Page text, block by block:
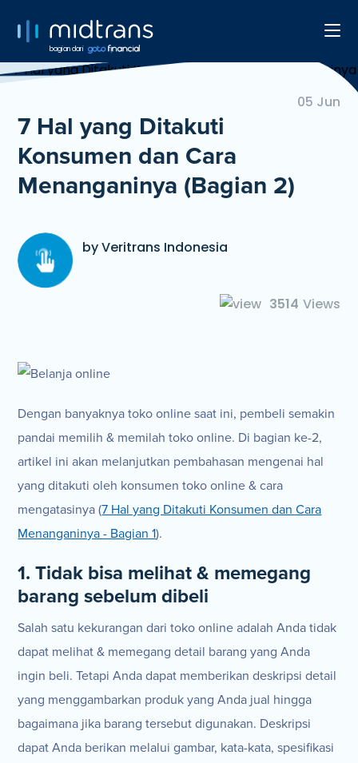
bagian dari
05 Jun
7 Hal yang Ditakuti
Konsumen dan Cara
Menanganinya (Bagian 2)
by Veritrans Indonesia
3514 Views
Dengan banyaknya toko online saat ini, pembeli semakin
pandai memilih & memilah toko online. Di bagian ke-2,
artikel ini akan melanjutkan pembahasan mengenai hal
yang ditakuti oleh konsumen toko online & cara
mengatasinya (7 Hal yang Ditakuti Konsumen dan Cara
Menanganinya - Bagian 1).
1. Tidak bisa melihat & memegang
barang sebelum dibeli
Salah satu kekurangan dari toko online adalah Anda tidak
dapat melihat & memegang detail barang yang Anda
ingin beli. Tetapi Anda dapat memberikan deskripsi detail
yang menggambarkan produk yang Anda jual hingga
bagaimana jika barang tersebut digunakan. Deskripsi
dapat Anda berikan melalui gambar, kata-kata, spesifikasi